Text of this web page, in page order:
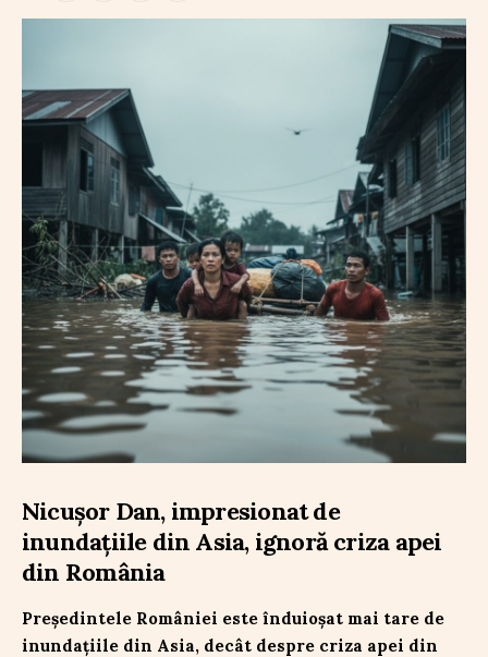
Nicușor Dan, impresionat de
inundațiile din Asia, ignoră criza apei
din România
Președintele României este înduioșat mai tare de
inundațiile din Asia, decât despre criza apei din